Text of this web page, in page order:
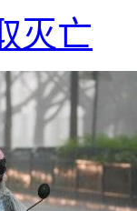
灭亡